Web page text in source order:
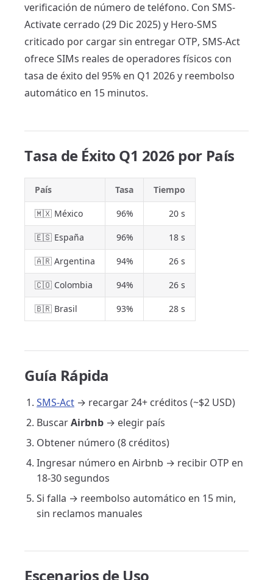
verificación de número de teléfono. Con SMS-
Activate cerrado (29 Dic 2025) y Hero-SMS
criticado por cargar sin entregar OTP, SMS-Act
ofrece SIMs reales de operadores físicos con
tasa de éxito del 95% en Q1 2026 y reembolso
automático en 15 minutos.
Tasa de Éxito Q1 2026 por País
País Tasa Tiempo
🇲🇽 México 96% 20 s
🇪🇸 España 96% 18 s
🇦🇷 Argentina 94% 26 s
🇨🇴 Colombia 94% 26 s
🇧🇷 Brasil 93% 28 s
Guía Rápida
SMS-Act → recargar 24+ créditos (~$2 USD)
BuscarAirbnb → elegir país
Obtener número (8 créditos)
Ingresar número en Airbnb → recibir OTP en
18-30 segundos
Si falla → reembolso automático en 15 min,
sin reclamos manuales
Escenarios de Uso